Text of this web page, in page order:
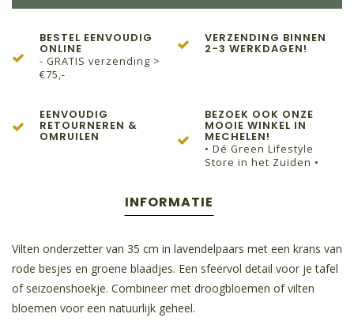
BESTEL EENVOUDIG
ONLINE
- GRATIS verzending >
€75,-
VERZENDING BINNEN
2-3 WERKDAGEN!
EENVOUDIG
RETOURNEREN &
OMRUILEN
BEZOEK OOK ONZE
MOOIE WINKEL IN
MECHELEN!
• Dé Green Lifestyle
Store in het Zuiden •
INFORMATIE
Vilten onderzetter van 35 cm in lavendelpaars met een krans van
rode besjes en groene blaadjes. Een sfeervol detail voor je tafel
of seizoenshoekje. Combineer met droogbloemen of vilten
bloemen voor een natuurlijk geheel.